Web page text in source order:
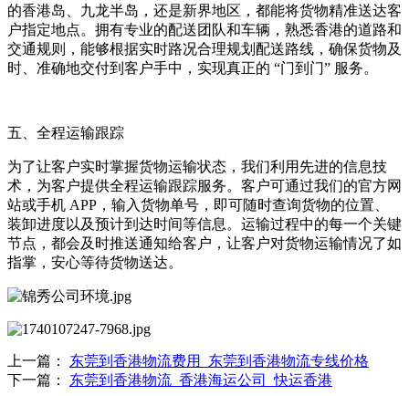
的香港岛、九龙半岛，还是新界地区，都能将货物精准送达客
户指定地点。拥有专业的配送团队和车辆，熟悉香港的道路和
交通规则，能够根据实时路况合理规划配送路线，确保货物及
时、准确地交付到客户手中，实现真正的 “门到门” 服务。​
五、全程运输跟踪​
为了让客户实时掌握货物运输状态，我们利用先进的信息技
术，为客户提供全程运输跟踪服务。客户可通过我们的官方网
站或手机 APP，输入货物单号，即可随时查询货物的位置、
装卸进度以及预计到达时间等信息。运输过程中的每一个关键
节点，都会及时推送通知给客户，让客户对货物运输情况了如
指掌，安心等待货物送达。
上一篇： 东莞到香港物流费用_东莞到香港物流专线价格
下一篇： 东莞到香港物流_香港海运公司_快运香港